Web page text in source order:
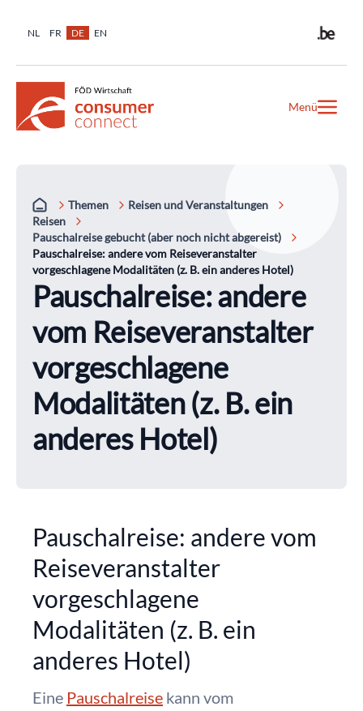
NL FR DE EN
Menü
Themen
Reisen und Veranstaltungen
Reisen
Pauschalreise gebucht (aber noch nicht abgereist)
Pauschalreise: andere vom Reiseveranstalter
vorgeschlagene Modalitäten (z. B. ein anderes Hotel)
Pauschalreise: andere
vom Reiseveranstalter
vorgeschlagene
Modalitäten (z. B. ein
anderes Hotel)
Pauschalreise: andere vom
Reiseveranstalter
vorgeschlagene
Modalitäten (z. B. ein
anderes Hotel)
Eine Pauschalreise kann vom